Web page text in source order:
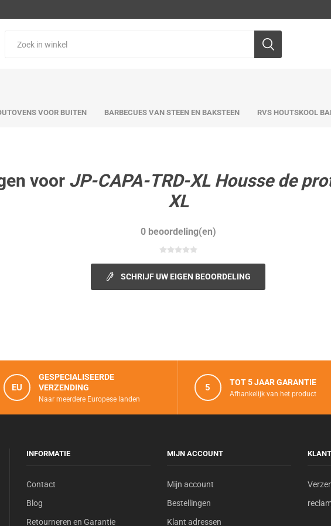
VOOR BUITEN BARBECUES VAN STEEN EN BAKSTEEN RVS HOUTSKOOL
voor JP-CAPA-TRD-XL Housse de
XL
0 beoordeling(en)
SCHRIJF UW EIGEN BEOORDELING
EU
GESPECIALISEERDE
VERZENDING
Naar meerdere Europese landen
5 TOT 5 JAAR GARANTIE
Afhankelijk van het product
INFORMATIE
Contact
Blog
Retourneren en Garantie
MIJN ACCOUNT
Mijn account
Bestellingen
Klant adressen